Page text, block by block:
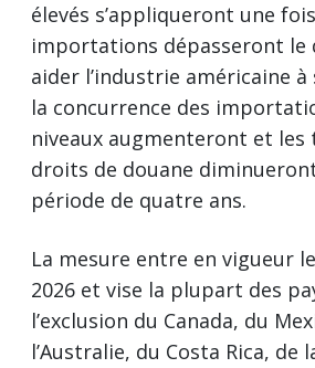
élevés s’appliqueront une
importations dépasseront le
aider l’industrie américaine à
la concurrence des
niveaux augmenteront et les
droits de douane
période de quatre ans.
La mesure entre en vigueur
2026 et vise la plupart des
l’exclusion du Canada, du
l’Australie, du Costa Rica, de